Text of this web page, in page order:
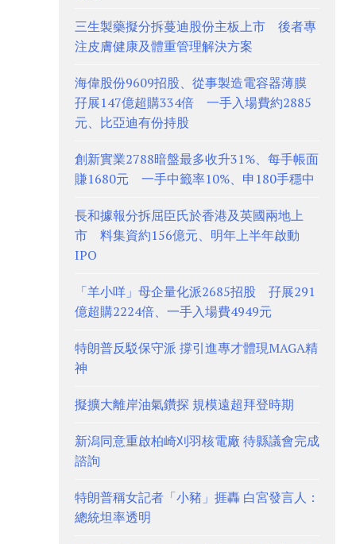
三生製藥擬分拆蔓迪股份主板上市 後者專
注皮膚健康及體重管理解決方案
海偉股份9609招股、從事製造電容器薄膜
孖展147億超購334倍 一手入場費約2885
元、比亞迪有份持股
創新實業2788暗盤最多收升31%、每手帳面
賺1680元 一手中籤率10%、申180手穩中
長和據報分拆屈臣氏於香港及英國兩地上
市 料集資約156億元、明年上半年啟動
IPO
「羊小咩」母企量化派2685招股 孖展291
億超購2224倍、一手入場費4949元
特朗普反駁保守派 撐引進專才體現MAGA精
神
擬擴大離岸油氣鑽探 規模遠超拜登時期
新潟同意重啟柏崎刈羽核電廠 待縣議會完成
諮詢
特朗普稱女記者「小豬」捱轟 白宮發言人：
總統坦率透明